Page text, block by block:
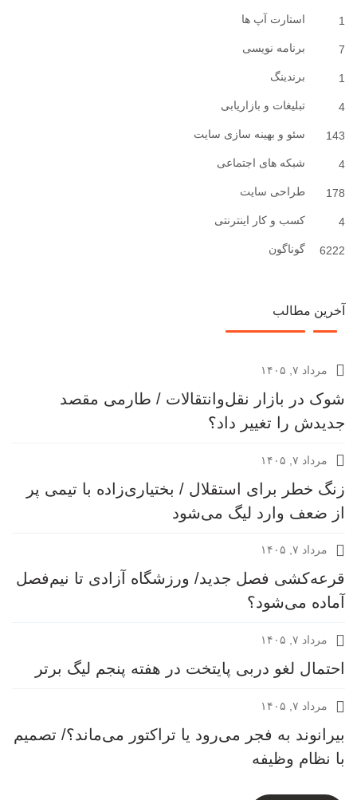
1 استارت آپ ها
7 برنامه نویسی
1 برندینگ
4 تبلیغات و بازاریابی
143 سئو و بهینه سازی سایت
4 شبکه های اجتماعی
178 طراحی سایت
4 کسب و کار اینترنتی
6222 گوناگون
آخرین مطالب
مرداد ۷, ۱۴۰۵
شوک در بازار نقل‌وانتقالات / طارمی مقصد
جدیدش را تغییر داد؟
مرداد ۷, ۱۴۰۵
زنگ خطر برای استقلال / بختیاری‌زاده با تیمی پر
از ضعف وارد لیگ می‌شود
مرداد ۷, ۱۴۰۵
قرعه‎‌کشی فصل جدید/ ورزشگاه آزادی تا نیم‌فصل
آماده می‌شود؟
مرداد ۷, ۱۴۰۵
احتمال لغو دربی پایتخت در هفته پنجم لیگ برتر
مرداد ۷, ۱۴۰۵
بیرانوند به فجر می‌رود یا تراکتور می‌ماند؟/ تصمیم
با نظام وظیفه